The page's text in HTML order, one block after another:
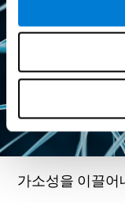
가소성을 이끌어